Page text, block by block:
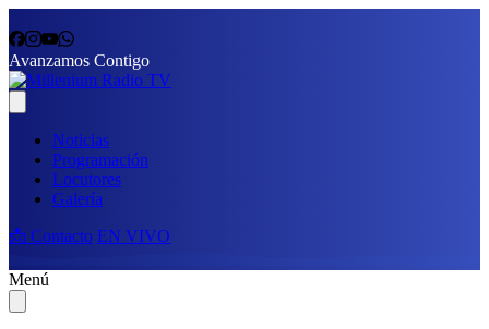
Avanzamos Contigo
Noticias
Programación
Locutores
Galería
📩 Contacto EN VIVO
Menú